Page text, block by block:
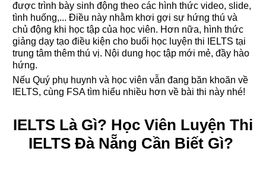
được trình bày sinh động theo các hình thức video, slide,
tình huống,... Điều này nhằm khơi gợi sự hứng thú và
chủ động khi học tập của học viên. Hơn nữa, hình thức
giảng dạy tạo điều kiện cho buổi học luyện thi IELTS tại
trung tâm thêm thú vị. Nội dung học tập mới mẻ, đầy hào
hứng.
Nếu Quý phụ huynh và học viên vẫn đang băn khoăn về
IELTS, cùng FSA tìm hiểu nhiều hơn về bài thi này nhé!
IELTS Là Gì? Học Viên Luyện Thi
IELTS Đà Nẵng Cần Biết Gì?